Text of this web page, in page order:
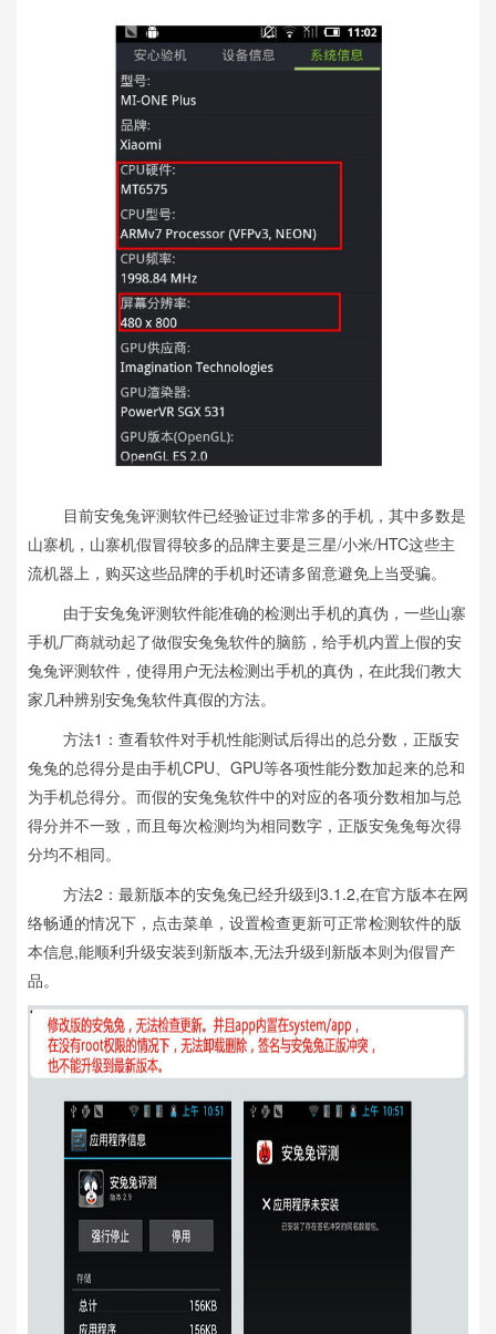
目前安兔兔评测软件已经验证过非常多的手机，其中多数是
山寨机，山寨机假冒得较多的品牌主要是三星/小米/HTC这些主
流机器上，购买这些品牌的手机时还请多留意避免上当受骗。
由于安兔兔评测软件能准确的检测出手机的真伪，一些山寨
手机厂商就动起了做假安兔兔软件的脑筋，给手机内置上假的安
兔兔评测软件，使得用户无法检测出手机的真伪，在此我们教大
家几种辨别安兔兔软件真假的方法。
方法1：查看软件对手机性能测试后得出的总分数，正版安
兔兔的总得分是由手机CPU、GPU等各项性能分数加起来的总和
为手机总得分。而假的安兔兔软件中的对应的各项分数相加与总
得分并不一致，而且每次检测均为相同数字，正版安兔兔每次得
分均不相同。
方法2：最新版本的安兔兔已经升级到3.1.2,在官方版本在网
络畅通的情况下，点击菜单，设置检查更新可正常检测软件的版
本信息,能顺利升级安装到新版本,无法升级到新版本则为假冒产
品。